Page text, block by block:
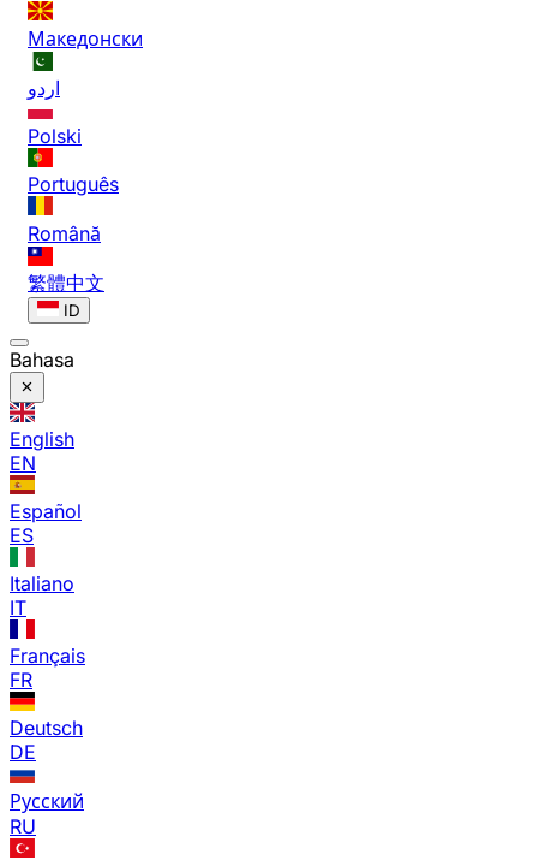
Македонски
اردو
Polski
Português
Română
繁體中文
ID
Bahasa
English
EN
Español
ES
Italiano
IT
Français
FR
Deutsch
DE
Русский
RU